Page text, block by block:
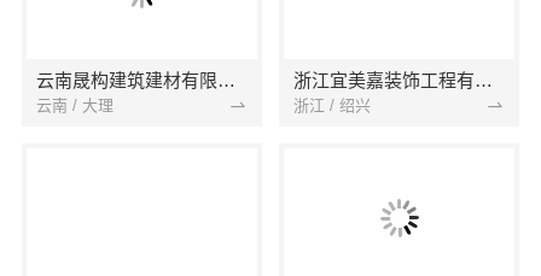
云南晟构建筑建材有限公司
云南 / 大理
浙江宜美嘉装饰工程有限公司
浙江 / 绍兴